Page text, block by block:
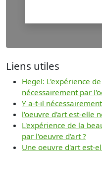
Liens utiles
Hegel: L'expérience
nécessairement par
Y a-t-il
l'oeuvre d'art est-elle
L'expérience de la
par l'oeuvre d'art ?
Une oeuvre d'art est-